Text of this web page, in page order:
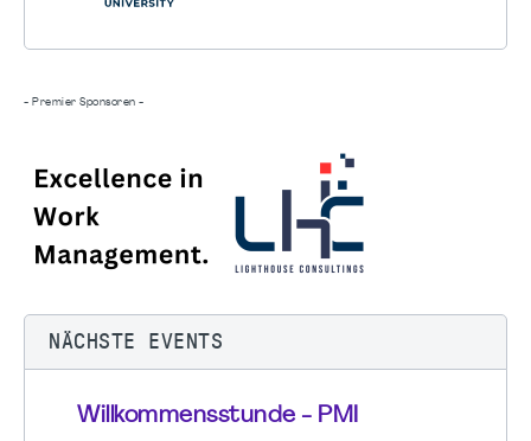
- Premier Sponsoren -
NÄCHSTE EVENTS
Willkommensstunde - PMI